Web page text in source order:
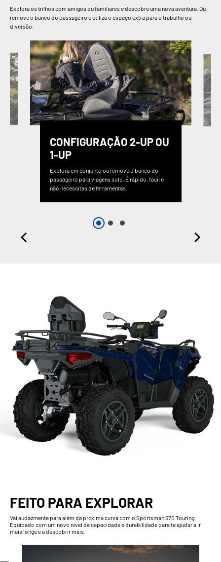
Explora os trilhos com amigos ou familiares e descobre uma nova aventura. Ou
remove o banco do passageiro e utiliza o espaço extra para o trabalho ou
diversão.
CONFIGURAÇÃO 2-UP OU
1-UP
Explora em conjunto ou remove o banco do
passageiro para viagens solo. É rápido, fácil e
não necessitas de ferramentas.
FEITO PARA EXPLORAR
Vai audazmente para além da próxima curva com o Sportsman 570 Touring.
Equipado com um novo nível de capacidade e durabilidade para te ajudar a ir
mais longe e a descobrir mais.